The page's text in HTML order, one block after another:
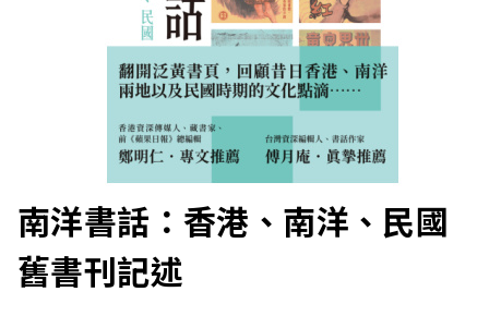
南洋書話：香港、南洋、民國
舊書刊記述